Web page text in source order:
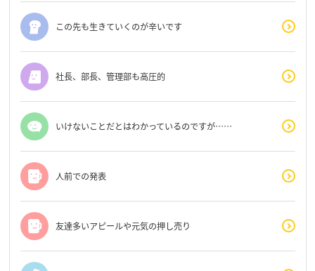
この先も生きていくのが辛いです
社長、部長、管理部も高圧的
いけないことだとはわかっているのですが……
人前での発表
友達多いアピールや元気の押し売り